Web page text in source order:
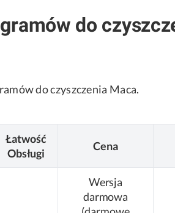
do
do czyszczenia Maca.
Łatwość
Obsługi
Cena
Wersja
darmowa